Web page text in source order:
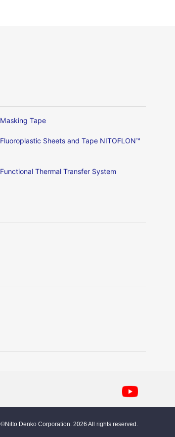
Masking Tape
Fluoroplastic Sheets and Tape NITOFLON™
Functional Thermal Transfer System
©Nitto Denko Corporation. 2026 All rights reserved.